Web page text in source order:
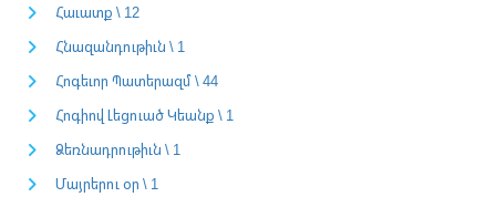
Հաւատք \ 12
Հնազանդութիւն \ 1
Հոգեւոր Պատերազմ \ 44
Հոգիով Լեցուած Կեանք \ 1
Ձեռնադրութիւն \ 1
Մայրերու օր \ 1